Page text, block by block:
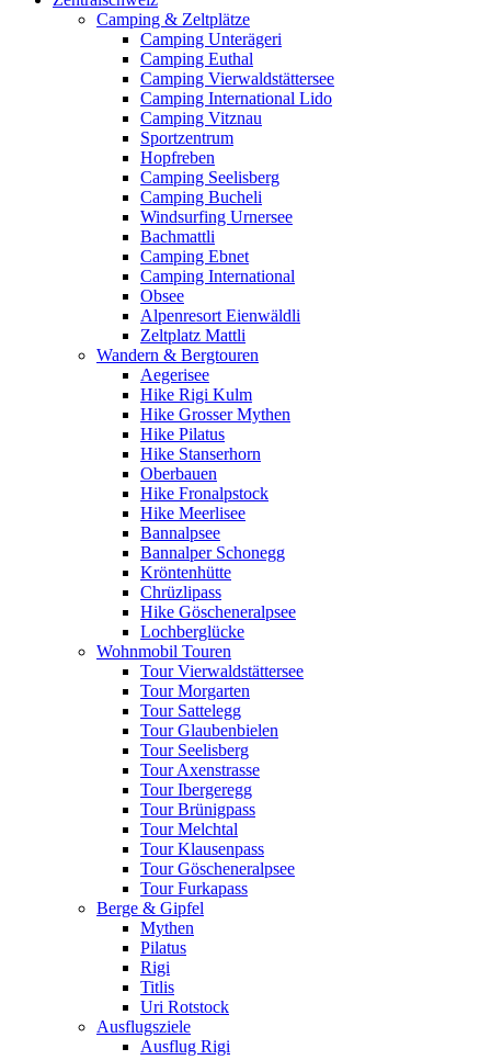
Camping & Zeltplätze
Camping Unterägeri
Camping Euthal
Camping Vierwaldstättersee
Camping International Lido
Camping Vitznau
Sportzentrum
Hopfreben
Camping Seelisberg
Camping Bucheli
Windsurfing Urnersee
Bachmattli
Camping Ebnet
Camping International
Obsee
Alpenresort Eienwäldli
Zeltplatz Mattli
Wandern & Bergtouren
Aegerisee
Hike Rigi Kulm
Hike Grosser Mythen
Hike Pilatus
Hike Stanserhorn
Oberbauen
Hike Fronalpstock
Hike Meerlisee
Bannalpsee
Bannalper Schonegg
Kröntenhütte
Chrüzlipass
Hike Göscheneralpsee
Lochberglücke
Wohnmobil Touren
Tour Vierwaldstättersee
Tour Morgarten
Tour Sattelegg
Tour Glaubenbielen
Tour Seelisberg
Tour Axenstrasse
Tour Ibergeregg
Tour Brünigpass
Tour Melchtal
Tour Klausenpass
Tour Göscheneralpsee
Tour Furkapass
Berge & Gipfel
Mythen
Pilatus
Rigi
Titlis
Uri Rotstock
Ausflugsziele
Ausflug Rigi